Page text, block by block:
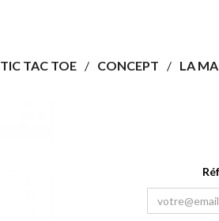
TIC TAC TOE CONCEPT LA